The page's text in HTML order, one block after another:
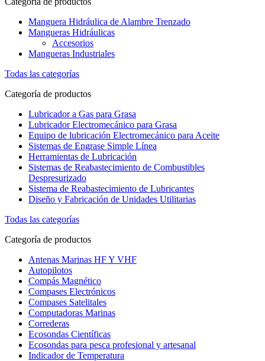
Manguera Hidráulica de Alambre Trenzado
Mangueras Hidráulicas
Accesorios
Mangueras Industriales
Todas las categorías
Categoría de productos
Lubricador a Gas para Grasa
Lubricador Electromecánico para Grasa
Equipo de lubricación Electromecánico para Aceite
Sistemas de Engrase Simple Línea
Herramientas de Lubricación
Sistemas de Reabastecimiento de Combustibles
Despresurizado
Sistema de Reabastecimiento de Lubricantes
Diseño y Fabricación de Unidades Utilitarias
Todas las categorías
Categoría de productos
Antenas Marinas HF Y VHF
Autopilotos
Compás Magnético
Compases Electrónicos
Compases Satelitales
Computadoras Marinas
Correderas
Ecosondas Científicas
Ecosondas para pesca profesional y artesanal
Indicador de Temperatura